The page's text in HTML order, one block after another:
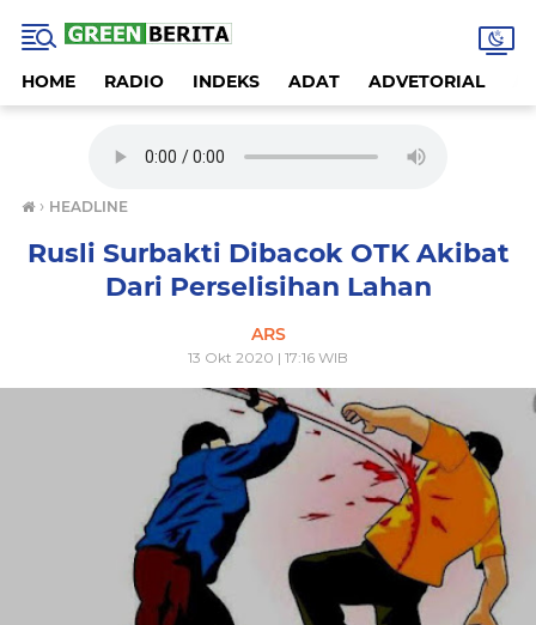
HOME RADIO INDEKS ADAT ADVETORIAL
› HEADLINE
Rusli Surbakti Dibacok OTK Akibat
Dari Perselisihan Lahan
ARS
13 Okt 2020 | 17:16 WIB